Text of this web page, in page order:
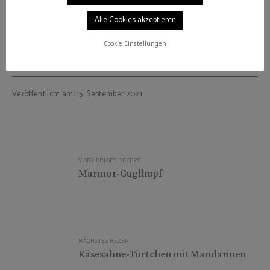
RÜHRKUCHEN SAHNE
Veröffentlicht am: 15. September 2021
VORHERIGES REZEPT
Marmor-Guglhupf
NÄCHSTES REZEPT
Käsesahne-Törtchen mit Mandarinen
Alle Cookies akzeptieren
Cookie Einstellungen